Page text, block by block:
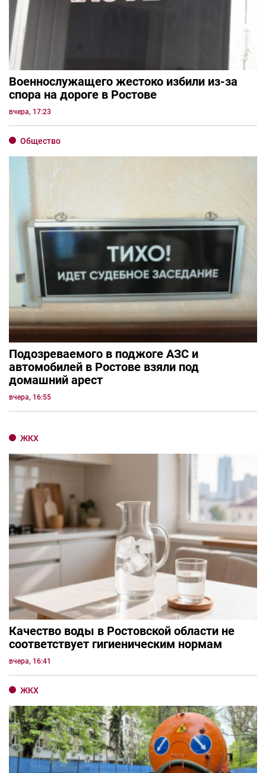
Военнослужащего жестоко избили из-за
спора на дороге в Ростове
вчера, 17:23
Общество
Подозреваемого в поджоге АЗС и
автомобилей в Ростове взяли под
домашний арест
вчера, 16:55
ЖКХ
Качество воды в Ростовской области не
соответствует гигиеническим нормам
вчера, 16:41
ЖКХ